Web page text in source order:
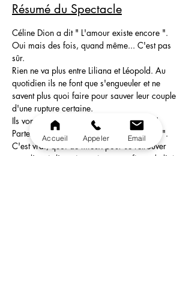
Résumé du Spectacle
Céline Dion a dit " L'amour existe encore ".
Oui mais des fois, quand même... C'est pas
sûr.
Rien ne va plus entre Liliana et Léopold. Au
quotidien ils ne font que s'engueuler et ne
savent plus quoi faire pour sauver leur couple
d'une rupture certaine.
Ils vont alors suivre ce lumineux conseil "
Partez en vacances, ça vous fera du bien ".
C'est vrai, quoi de mieux pour se retrouver
que d'avoir l'esprit serein, en profitant de l'air
Accueil Appeler Email